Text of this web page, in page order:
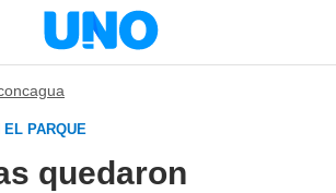
EL PARQUE
quedaron